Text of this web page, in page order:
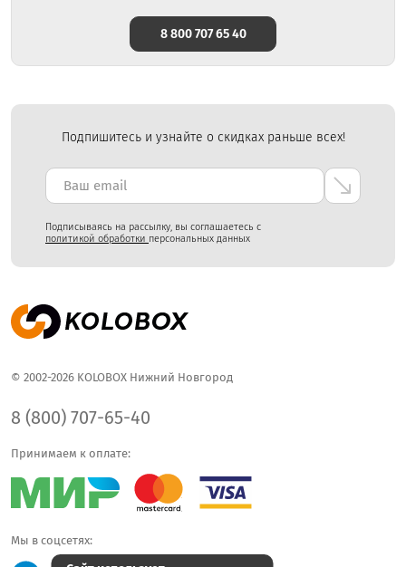
8 800 707 65 40
Подпишитесь и узнайте о скидках раньше всех!
Подписываясь на рассылку, вы соглашаетесь с
политикой обработки персональных данных
© 2002-2026 KOLOBOX Нижний Новгород
8 (800) 707-65-40
Принимаем к оплате:
Мы в соцсетях: